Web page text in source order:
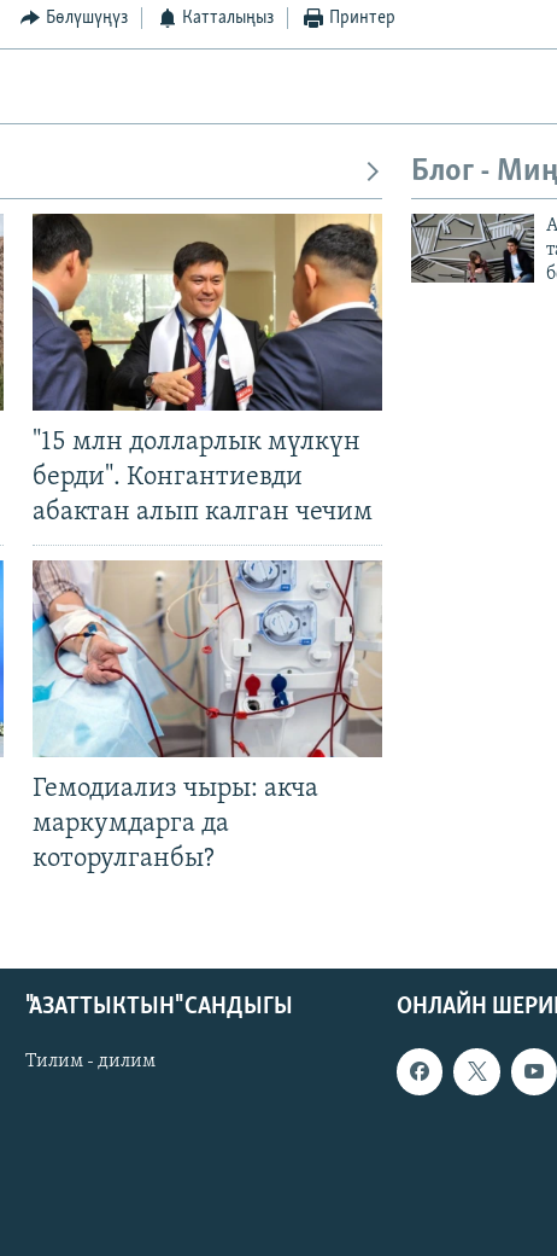
Бөлүшүңүз Катталыңыз Принтер
"15 млн долларлык мүлкүн
берди". Конгантиевди
абактан алып калган чечим
Гемодиализ чыры: акча
маркумдарга да
которулганбы?
Блог -
ОНЛАЙН
"АЗАТТЫКТЫН" САНДЫГЫ
Тилим - дилим